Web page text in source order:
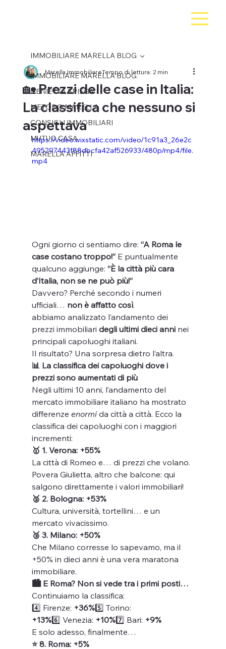
IMMOBILIARE MARELLA BLOG
GENIETTA SPIEGA
METODO MARELLA
CONSIGLI IMMOBILIARI
MUTUO CASA
MARELLA AFFITTI
IMMOBILIARE MARELLA BLOG
🏡 Prezzi delle case in Italia:
La classifica che nessuno si
aspettava
Marella ImmobiliareTempo di lettura: 2 min
https://video.wixstatic.com/video/1c91a3_26e2c
495297443f88dbcfa42af526933/480p/mp4/file.
mp4
Ogni giorno ci sentiamo dire: “A Roma le
case costano troppo!” E puntualmente
qualcuno aggiunge: “È la città più cara
d’Italia, non se ne può più!”
Davvero? Perché secondo i numeri
ufficiali… non è affatto così.
abbiamo analizzato l’andamento dei
prezzi immobiliari degli ultimi dieci anni nei
principali capoluoghi italiani.
Il risultato? Una sorpresa dietro l’altra.
📊 La classifica dei capoluoghi dove i
prezzi sono aumentati di più
Negli ultimi 10 anni, l’andamento del
mercato immobiliare italiano ha mostrato
differenze enormi da città a città. Ecco la
classifica dei capoluoghi con i maggiori
incrementi:
🥇 1. Verona: +55%
La città di Romeo e… di prezzi che volano.
Povera Giulietta, altro che balcone: qui
salgono direttamente i valori immobiliari!
🥈 2. Bologna: +53%
Cultura, università, tortellini… e un
mercato vivacissimo.
🥉 3. Milano: +50%
Che Milano corresse lo sapevamo, ma il
+50% in dieci anni è una vera maratona
immobiliare.
🏙️ E Roma? Non si vede tra i primi posti…
Continuiamo la classifica:
4️⃣ Firenze: +36%5️⃣ Torino:
+13%6️⃣ Venezia: +10%7️⃣ Bari: +9%
E solo adesso, finalmente…
⭐ 8. Roma: +5%